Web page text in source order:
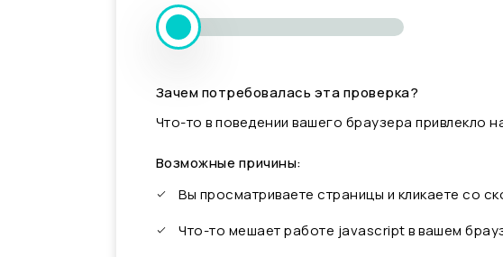
Зачем потребовалась эта проверка?
Что-то в поведении вашего браузера привлекло
Возможные причины:
Вы просматриваете страницы и кликаете со
Что-то мешает работе javascript в вашем